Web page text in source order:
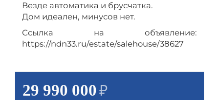
Везде автоматика и брусчатка.
Дом идеален, минусов нет.
Ссылка на объявление:
https://ndn33.ru/estate/salehouse/38627
29 990 000₽